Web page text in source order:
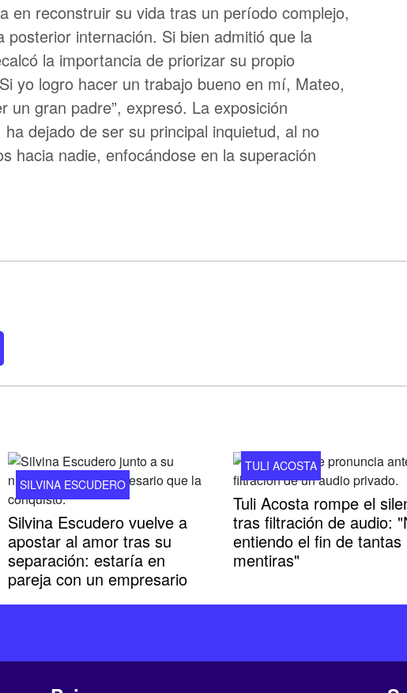
en reconstruir su vida tras un período complejo,
internación. Si bien admitió que la
la importancia de priorizar su propio
yo logro hacer un trabajo bueno en mí, Mateo,
un gran padre”, expresó. La exposición
dejado de ser su principal inquietud, al no
hacia nadie, enfocándose en la superación
SILVINA ESCUDERO
Silvina Escudero vuelve a
apostar al amor tras su
separación: estaría en
pareja con un empresario
TULI ACOSTA
Tuli Acosta rompe el
tras filtración de audio:
entiendo el fin de tantas
mentiras"